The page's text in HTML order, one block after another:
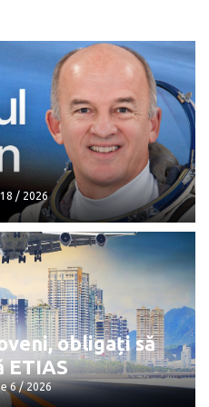
/ 2026
/ 2026
obligați să
ETIAS
6 / 2026